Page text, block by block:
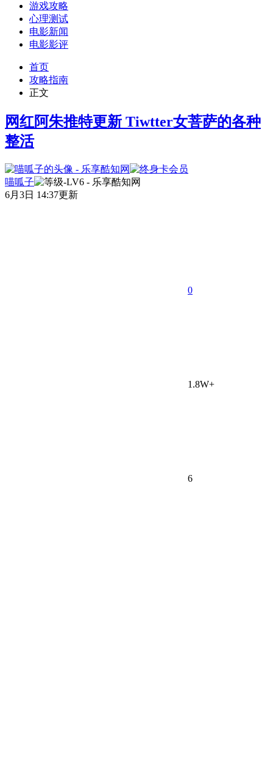
游戏攻略
心理测试
电影新闻
电影影评
首页
攻略指南
正文
网红阿朱推特更新 Tiwtter女菩萨的各种
整活
喵呱子
6月3日 14:37更新
0
1.8W+
6